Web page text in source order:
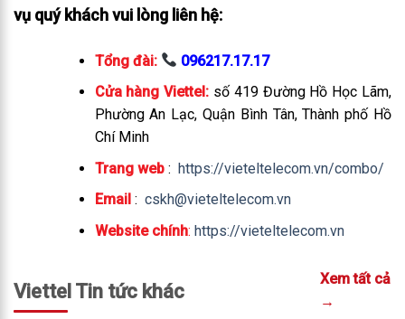
vụ quý khách vui lòng liên hệ:
Tổng đài:
096217.17.17
Cửa hàng Viettel: số 419 Đường Hồ Học Lãm,
Phường An Lạc, Quận Bình Tân, Thành phố Hồ
Chí Minh
Trang web: https://vieteltelecom.vn/combo/
Email : cskh@vieteltelecom.vn
Website chính: https://vieteltelecom.vn
Viettel Tin tức khác
Xem tất cả
→